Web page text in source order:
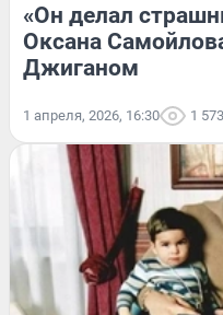
«Он делал
Оксана
Джиганом
1 апреля, 2026, 16:30 1 573